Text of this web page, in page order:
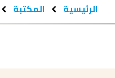
الرئيسية المكتبة